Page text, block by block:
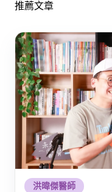
推薦文章
洪暐傑醫師